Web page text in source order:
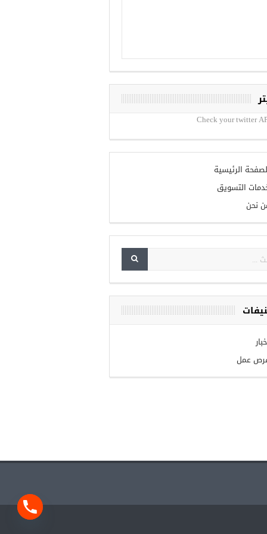
Check your twitter
الرئيسية
التسويق
نحن
عمل